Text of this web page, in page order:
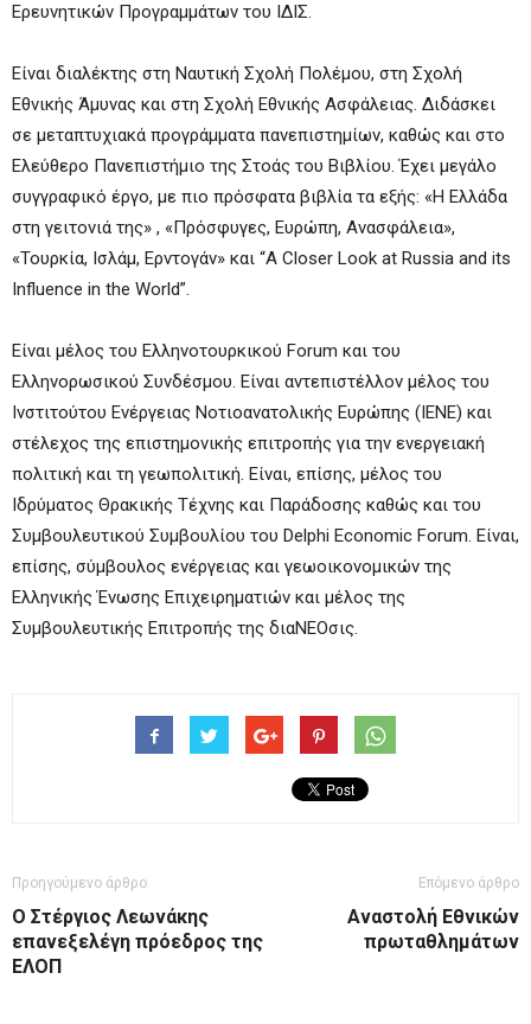
Ερευνητικών Προγραμμάτων του ΙΔΙΣ.
Είναι διαλέκτης στη Ναυτική Σχολή Πολέμου, στη Σχολή
Εθνικής Άμυνας και στη Σχολή Εθνικής Ασφάλειας. Διδάσκει
σε μεταπτυχιακά προγράμματα πανεπιστημίων, καθώς και στο
Ελεύθερο Πανεπιστήμιο της Στοάς του Βιβλίου. Έχει μεγάλο
συγγραφικό έργο, με πιο πρόσφατα βιβλία τα εξής: «Η Ελλάδα
στη γειτονιά της» , «Πρόσφυγες, Ευρώπη, Ανασφάλεια»,
«Τουρκία, Ισλάμ, Ερντογάν» και “A Closer Look at Russia and its
Influence in the World”.
Είναι μέλος του Ελληνοτουρκικού Forum και του
Ελληνορωσικού Συνδέσμου. Είναι αντεπιστέλλον μέλος του
Ινστιτούτου Ενέργειας Νοτιοανατολικής Ευρώπης (ΙΕΝΕ) και
στέλεχος της επιστημονικής επιτροπής για την ενεργειακή
πολιτική και τη γεωπολιτική. Είναι, επίσης, μέλος του
Ιδρύματος Θρακικής Τέχνης και Παράδοσης καθώς και του
Συμβουλευτικού Συμβουλίου του Delphi Economic Forum. Είναι,
επίσης, σύμβουλος ενέργειας και γεωοικονομικών της
Ελληνικής Ένωσης Επιχειρηματιών και μέλος της
Συμβουλευτικής Επιτροπής της διαΝΕΟσις.
Προηγούμενο άρθρο
Ο Στέργιος Λεωνάκης
επανεξελέγη πρόεδρος της
ΕΛΟΠ
Επόμενο άρθρο
Αναστολή Εθνικών
πρωταθλημάτων